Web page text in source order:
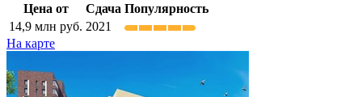
Цена от
Сдача Популярность
14,9 млн руб. 2021
На карте